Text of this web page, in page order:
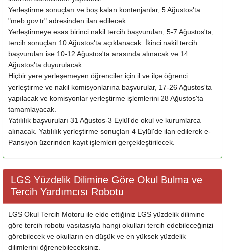
Yerleştirme sonuçları ve boş kalan kontenjanlar, 5 Ağustos'ta
"meb.gov.tr" adresinden ilan edilecek.
Yerleştirmeye esas birinci nakil tercih başvuruları, 5-7 Ağustos'ta,
tercih sonuçları 10 Ağustos'ta açıklanacak. İkinci nakil tercih
başvuruları ise 10-12 Ağustos'ta arasında alınacak ve 14
Ağustos'ta duyurulacak.
Hiçbir yere yerleşemeyen öğrenciler için il ve ilçe öğrenci
yerleştirme ve nakil komisyonlarına başvurular, 17-26 Ağustos'ta
yapılacak ve komisyonlar yerleştirme işlemlerini 28 Ağustos'ta
tamamlayacak.
Yatılılık başvuruları 31 Ağustos-3 Eylül'de okul ve kurumlarca
alınacak. Yatılılık yerleştirme sonuçları 4 Eylül'de ilan edilerek e-
Pansiyon üzerinden kayıt işlemleri gerçekleştirilecek.
LGS Yüzdelik Dilimine Göre Okul Bulma ve
Tercih Yardımcısı Robotu
LGS Okul Tercih Motoru ile elde ettiğiniz LGS yüzdelik dilimine
göre tercih robotu vasıtasıyla hangi okulları tercih edebileceğinizi
görebilecek ve okulların en düşük ve en yüksek yüzdelik
dilimlerini öğrenebileceksiniz.